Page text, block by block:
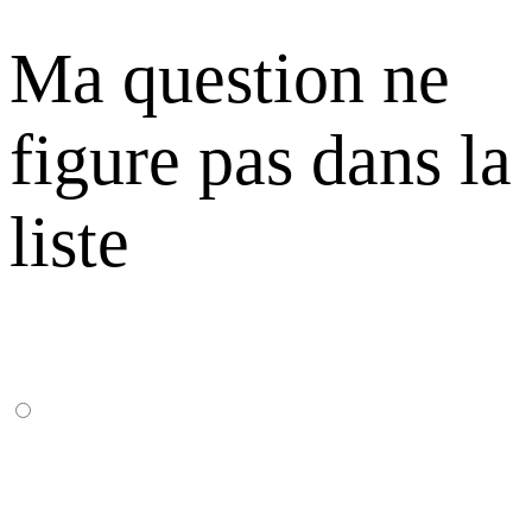
Ma question ne
figure pas dans la
liste